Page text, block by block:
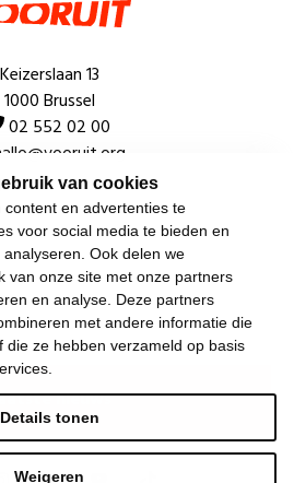
van cookies
en advertenties te
voor social media te bieden en
Ook delen we
van onze site met onze partners
en analyse. Deze partners
met andere informatie die
die ze hebben verzameld op basis
Weigeren
Details tonen
Keizerslaan 13
1000 Brussel
02 552 02 00
Snel
de beweging
Algemeen
nieuws